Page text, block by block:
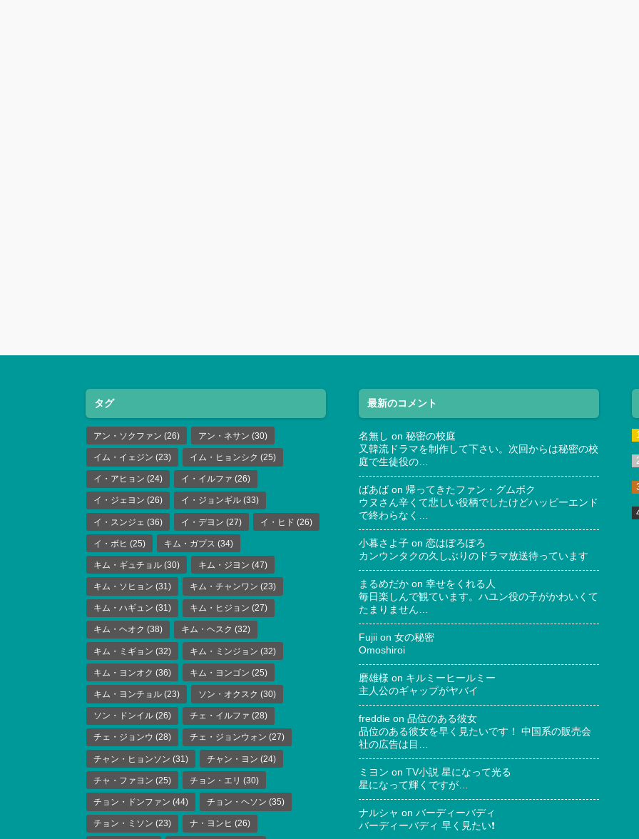
タグ
アン・ソクファン (26) アン・ネサン (30)
イム・イェジン (23) イム・ヒョンシク (25)
イ・アヒョン (24) イ・イルファ (26)
イ・ジェヨン (26) イ・ジョンギル (33)
イ・スンジェ (36) イ・デヨン (27) イ・ヒド (26)
イ・ボヒ (25) キム・ガプス (34)
キム・ギュチョル (30) キム・ジヨン (47)
キム・ソヒョン (31) キム・チャンワン (23)
キム・ハギュン (31) キム・ヒジョン (27)
キム・ヘオク (38) キム・ヘスク (32)
キム・ミギョン (32) キム・ミンジョン (32)
キム・ヨンオク (36) キム・ヨンゴン (25)
キム・ヨンチョル (23) ソン・オクスク (30)
ソン・ドンイル (26) チェ・イルファ (28)
チェ・ジョンウ (28) チェ・ジョンウォン (27)
チャン・ヒョンソン (31) チャン・ヨン (24)
チャ・ファヨン (25) チョン・エリ (30)
チョン・ドンファン (44) チョン・ヘソン (35)
チョン・ミソン (23) ナ・ヨンヒ (26)
最新のコメント
名無し on 秘密の校庭
又韓流ドラマを制作して下さい。次回からは秘密の校
庭で生徒役の…
ばあば on 帰ってきたファン・グムボク
ウヌさん辛くて悲しい役柄でしたけどハッピーエンド
で終わらなく…
小暮さよ子 on 恋はぽろぽろ
カンウンタクの久しぶりのドラマ放送待っています
まるめだか on 幸せをくれる人
毎日楽しんで観ています。ハユン役の子がかわいくて
たまりません…
Fujii on 女の秘密
Omoshiroi
磨雄様 on キルミーヒールミー
主人公のギャップがヤバイ
freddie on 品位のある彼女
品位のある彼女を早く見たいです！ 中国系の販売会
社の広告は目…
ミヨン on TV小説 星になって光る
星になって輝くですが…
ナルシャ on バーディーバディ
バーディーバディ 早く見たい❗